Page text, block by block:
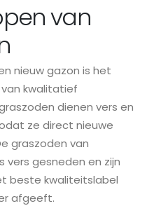
van
nieuw gazon is het
kwalitatief
dienen vers en
ze direct nieuwe
graszoden van
vers gesneden en zijn
beste kwaliteitslabel
afgeeft.